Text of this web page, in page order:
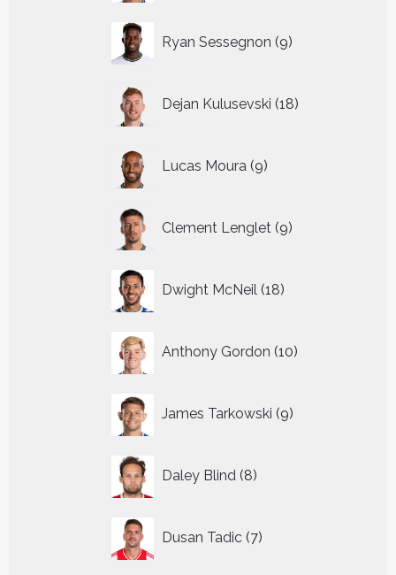
Ryan Sessegnon 9
producten
Dejan Kulusevski 18
producten
Lucas Moura 9
producten
Clement Lenglet 9
producten
Dwight McNeil 18
producten
Anthony Gordon 10
producten
James Tarkowski 9
producten
Daley Blind 8
producten
Dusan Tadic 7
producten